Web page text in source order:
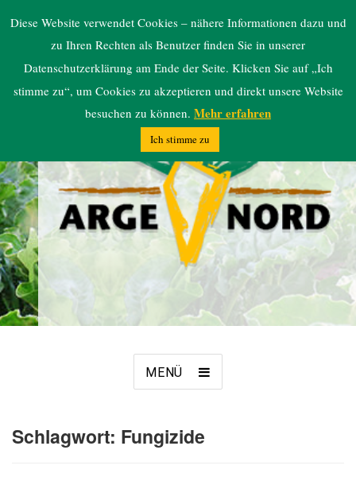
ARGE NORD
MENÜ
Schlagwort: Fungizide
Diese Website verwendet Cookies – nähere Informationen dazu und
zu Ihren Rechten als Benutzer finden Sie in unserer
Datenschutzerklärung am Ende der Seite. Klicken Sie auf „Ich
stimme zu“, um Cookies zu akzeptieren und direkt unsere Website
besuchen zu können. Mehr erfahren
Ich stimme zu